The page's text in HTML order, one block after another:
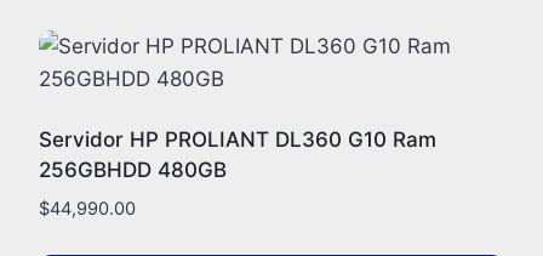
Servidor HP PROLIANT DL360 G10 Ram
256GBHDD 480GB
$44,990.00